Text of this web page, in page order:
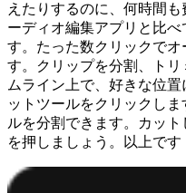
えたりするのに、何時間
ーディオ編集アプリと比
す。たった数クリックで
す。クリップを分割、ト
ムライン上で、好きな位
ットツールをクリックし
ルを分割できます。カッ
を押しましょう。以上です